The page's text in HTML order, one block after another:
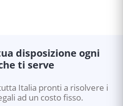
disposizione ogni
ti serve
Italia pronti a risolvere i
ad un costo fisso.